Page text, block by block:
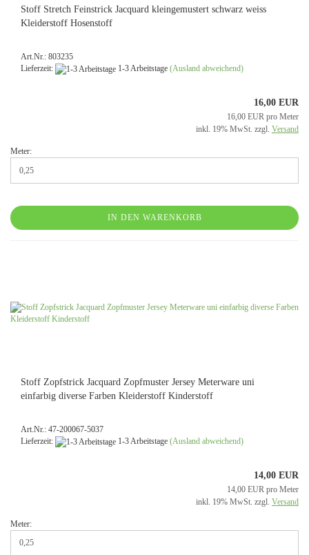
Stoff Stretch Feinstrick Jacquard kleingemustert schwarz weiss
Kleiderstoff Hosenstoff
Art.Nr.: 803235
Lieferzeit:
1-3 Arbeitstage (Ausland abweichend)
16,00 EUR
16,00 EUR pro Meter
inkl. 19% MwSt. zzgl. Versand
Meter:
IN DEN WARENKORB
Stoff Zopfstrick Jacquard Zopfmuster Jersey Meterware uni
einfarbig diverse Farben Kleiderstoff Kinderstoff
Art.Nr.: 47-200067-5037
Lieferzeit:
1-3 Arbeitstage (Ausland abweichend)
14,00 EUR
14,00 EUR pro Meter
inkl. 19% MwSt. zzgl. Versand
Meter: